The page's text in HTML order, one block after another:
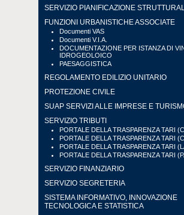
SERVIZIO PIANIFICAZIONE
FUNZIONI URBANISTICHE ASSOCIATE
Documenti VAS
Documenti V.I.A.
DOCUMENTAZIONE PER ISTANZA DI
IDROGEOLOICO
PAESAGGISTICA
REGOLAMENTO EDILIZIO UNITARIO
PROTEZIONE CIVILE
SUAP SERVIZI ALLE IMPRESE E
SERVIZIO TRIBUTI
PORTALE DELLA TRASPARENZA TARI
PORTALE DELLA TRASPARENZA TARI
PORTALE DELLA TRASPARENZA TARI
PORTALE DELLA TRASPARENZA TARI
SERVIZIO FINANZIARIO
SERVIZIO SEGRETERIA
SISTEMA INFORMATIVO, INNOVAZIONE
TECNOLOGICA E STATISTICA